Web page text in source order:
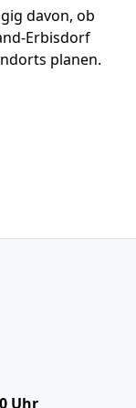
davon, ob
Erbisdorf
planen.
Uhr